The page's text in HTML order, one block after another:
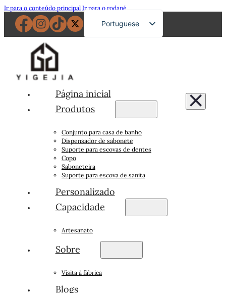
Ir para o conteúdo principal Ir para o rodapé
Portuguese
English
Russian
Arabic
Página inicial
Produtos
Conjunto para casa de banho
Dispensador de sabonete
Suporte para escovas de dentes
Copo
Saboneteira
Suporte para escova de sanita
Personalizado
Capacidade
Artesanato
Sobre
Visita à fábrica
Blogs